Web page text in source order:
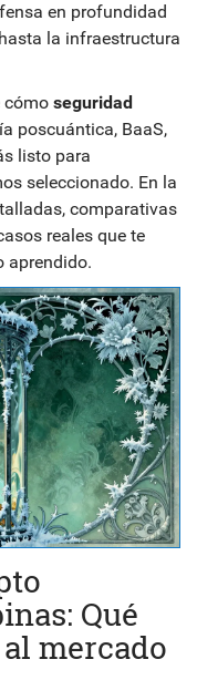
en profundidad
la infraestructura
cómo seguridad
poscuántica, BaaS,
listo para
seleccionado. En la
comparativas
reales que te
aprendido.
Qué
mercado